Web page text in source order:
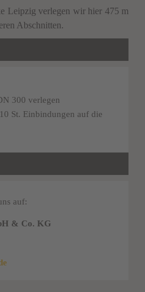
Leipzig verlegen wir hier 475 m
Abschnitten.
300 verlegen
St. Einbindungen auf die
auf:
& Co. KG